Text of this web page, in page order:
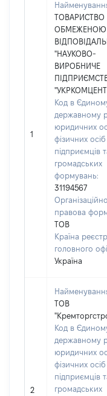
1
ТОВАРИСТВО
ОБМЕЖЕНОЮ
"НАУКОВО-
ВИРОБНИЧЕ
Код в
державному
юридичних
фізичних осіб
підприємців
громадських
формувань:
31194567
правова
ТОВ
Країна
головного
Україна
2
ТОВ
Код в
державному
юридичних
фізичних осіб
підприємців
громадських